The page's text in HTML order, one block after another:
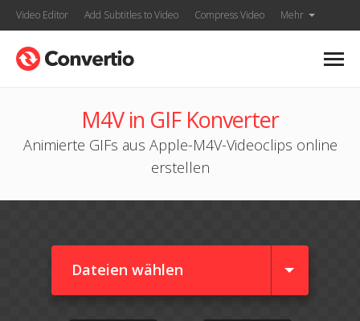
Video Editor Add Subtitles to Video Compress Video Mehr
M4V in GIF Konverter
Animierte GIFs aus Apple-M4V-Videoclips online
erstellen
Dateien wählen